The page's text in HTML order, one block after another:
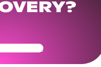
Ready